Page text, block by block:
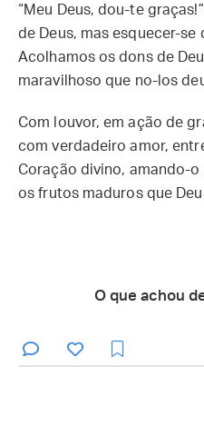
“Meu Deus, dou-te
de Deus, mas esquecer-se
Acolhamos os dons de
maravilhoso que no-los
Com louvor, em ação de
com verdadeiro amor,
Coração divino, amando-
os frutos maduros que
O que achou